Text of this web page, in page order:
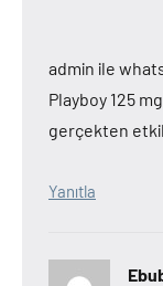
admin ile
Playboy 125
gerçekten
Yanıtla